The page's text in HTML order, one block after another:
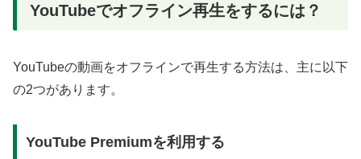
YouTubeでオフライン再生をするには？
YouTubeの動画をオフラインで再生する方法は、主に以下
の2つがあります。
YouTube Premiumを利用する